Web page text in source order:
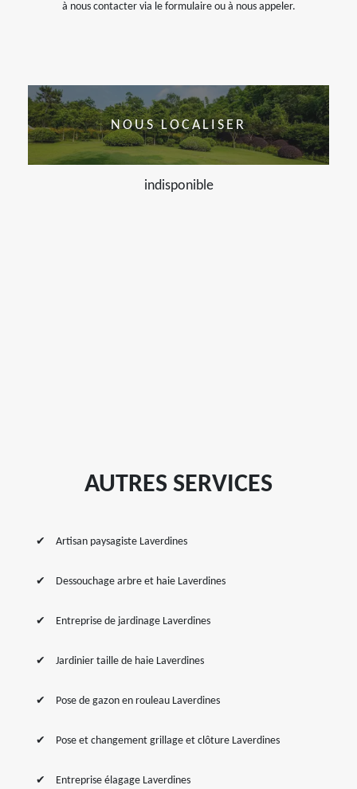
à nous contacter via le formulaire ou à nous appeler.
NOUS LOCALISER
indisponible
AUTRES SERVICES
Artisan paysagiste Laverdines
Dessouchage arbre et haie Laverdines
Entreprise de jardinage Laverdines
Jardinier taille de haie Laverdines
Pose de gazon en rouleau Laverdines
Pose et changement grillage et clôture Laverdines
Entreprise élagage Laverdines